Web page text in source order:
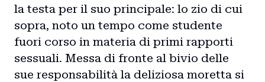
la testa per il suo principale: lo zio di cui
sopra, noto un tempo come studente
fuori corso in materia di primi rapporti
sessuali. Messa di fronte al bivio delle
sue responsabilità la deliziosa moretta si